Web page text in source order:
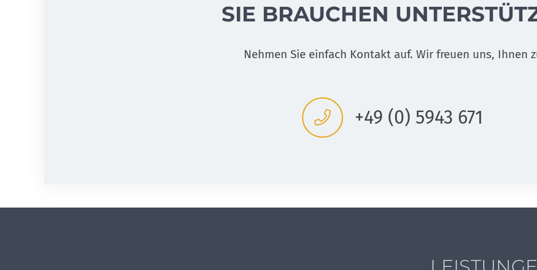
SIE BRAUCHEN
Nehmen Sie einfach Kontakt auf. Wir freuen uns, Ihnen
+49 (0) 5943 671